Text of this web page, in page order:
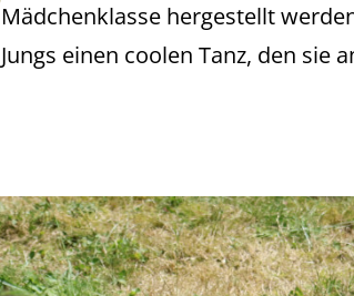
Mädchenklasse hergestellt
Jungs einen coolen Tanz, den sie